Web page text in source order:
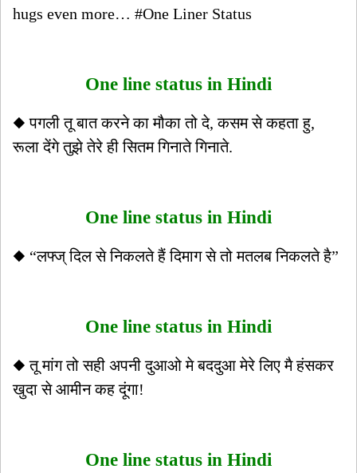
hugs even more… #One Liner Status
One line status in Hindi
◆ पगली तू बात करने का मौका तो दे, कसम से कहता हु,
रूला देंगे तुझे तेरे ही सितम गिनाते गिनाते.
One line status in Hindi
◆ “लफ्ज् दिल से निकलते हैं दिमाग से तो मतलब निकलते है”
One line status in Hindi
◆ तू मांग तो सही अपनी दुआओ मे बददुआ मेरे लिए मै हंसकर
खुदा से आमीन कह दूंगा!
One line status in Hindi